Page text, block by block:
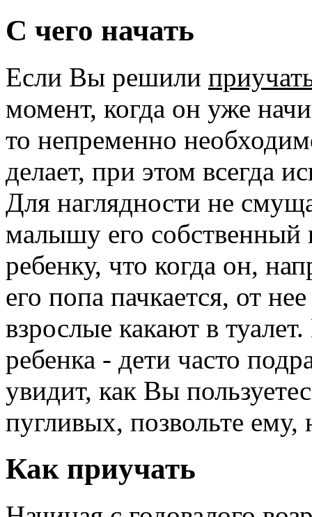
С чего начать
Если Вы решили
момент, когда он уже
то непременно
делает, при этом всегда
Для наглядности не
малышу его собственный
ребенку, что когда он,
его попа пачкается, от
взрослые какают в
ребенка - дети часто
увидит, как Вы
пугливых, позвольте ему,
Как приучать